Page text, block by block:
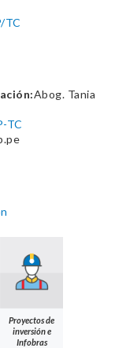
TC
Abog. Tania
TC
Proyectos de
inversión e
Infobras